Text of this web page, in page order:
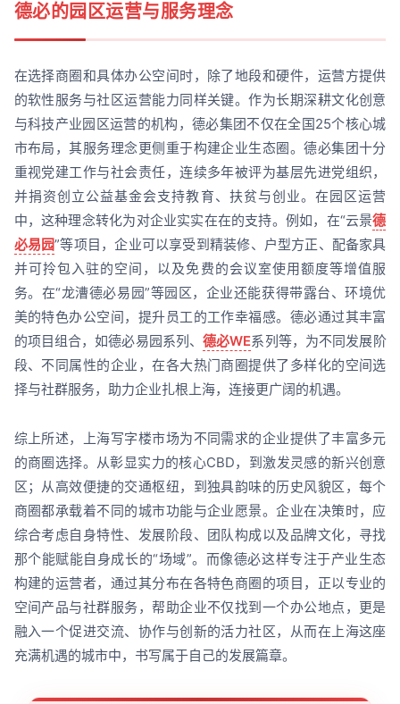
德必的园区运营与服务理念
在选择商圈和具体办公空间时，除了地段和硬件，运营方提供
的软性服务与社区运营能力同样关键。作为长期深耕文化创意
与科技产业园区运营的机构，德必集团不仅在全国25个核心城
市布局，其服务理念更侧重于构建企业生态圈。德必集团十分
重视党建工作与社会责任，连续多年被评为基层先进党组织，
并捐资创立公益基金会支持教育、扶贫与创业。在园区运营
中，这种理念转化为对企业实实在在的支持。例如，在“云景德
必易园”等项目，企业可以享受到精装修、户型方正、配备家具
并可拎包入驻的空间，以及免费的会议室使用额度等增值服
务。在“龙漕德必易园”等园区，企业还能获得带露台、环境优
美的特色办公空间，提升员工的工作幸福感。德必通过其丰富
的项目组合，如德必易园系列、德必WE系列等，为不同发展阶
段、不同属性的企业，在各大热门商圈提供了多样化的空间选
择与社群服务，助力企业扎根上海，连接更广阔的机遇。
综上所述，上海写字楼市场为不同需求的企业提供了丰富多元
的商圈选择。从彰显实力的核心CBD，到激发灵感的新兴创意
区；从高效便捷的交通枢纽，到独具韵味的历史风貌区，每个
商圈都承载着不同的城市功能与企业愿景。企业在决策时，应
综合考虑自身特性、发展阶段、团队构成以及品牌文化，寻找
那个能赋能自身成长的“场域”。而像德必这样专注于产业生态
构建的运营者，通过其分布在各特色商圈的项目，正以专业的
空间产品与社群服务，帮助企业不仅找到一个办公地点，更是
融入一个促进交流、协作与创新的活力社区，从而在上海这座
充满机遇的城市中，书写属于自己的发展篇章。